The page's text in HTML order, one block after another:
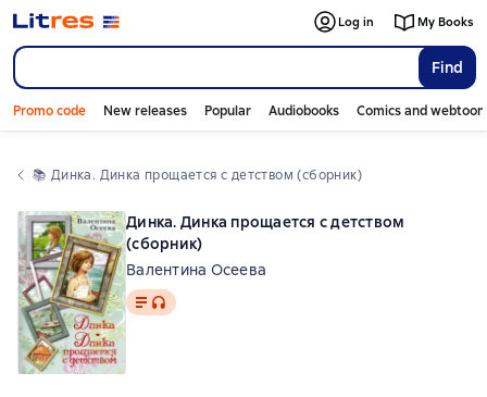
Find
Log in My Books
Promo code New releases Popular Audiobooks Comics and
📚 Динка. Динка прощается с детством (сборник)
Динка. Динка прощается с детством
(сборник)
Валентина Осеева
Text, audio format available